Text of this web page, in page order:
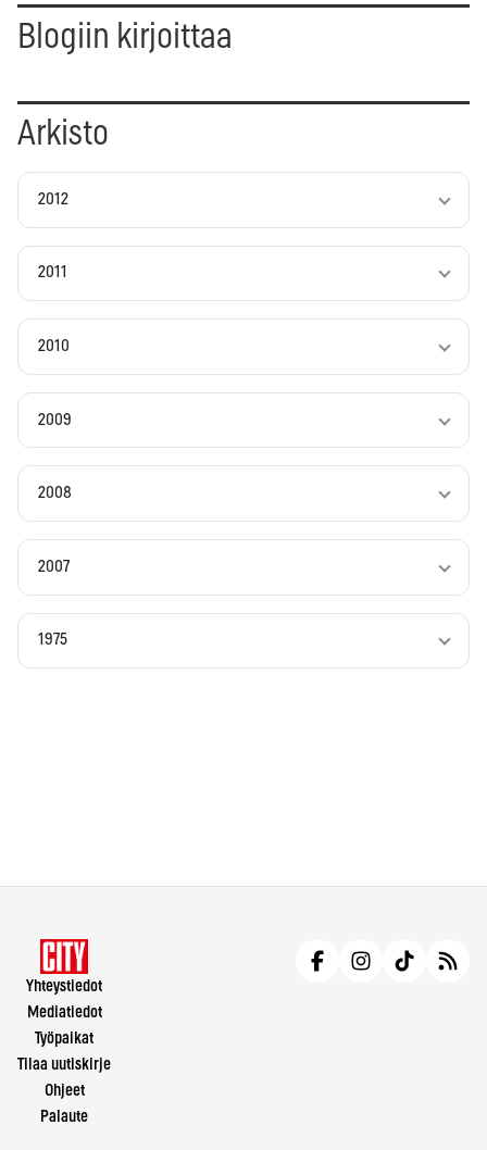
Blogiin kirjoittaa
Arkisto
2012
2011
2010
2009
2008
2007
1975
Yhteystiedot
Mediatiedot
Työpaikat
Tilaa uutiskirje
Ohjeet
Palaute